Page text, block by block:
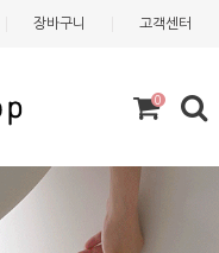
장바구니 고객센터
0